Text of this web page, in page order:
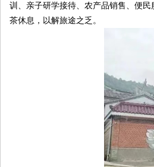
训、亲子研学接待、农产品销售、便
茶休息，以解旅途之乏。